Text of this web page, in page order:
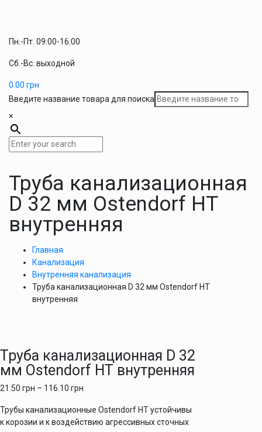
Пн.-Пт. 09:00-16:00
Сб.-Вс. выходной
0.00 грн
Введите название товара для поиска
×
Труба канализационная
D 32 мм Ostendorf HT
внутренняя
Главная
Канализация
Внутренняя канализация
Труба канализационная D 32 мм Ostendorf HT
внутренняя
Труба канализационная D 32
мм Ostendorf HT внутренняя
21.50 грн – 116.10 грн
Трубы канализационные Ostendorf HT устойчивы
к корозии и к воздействию агрессивных сточных